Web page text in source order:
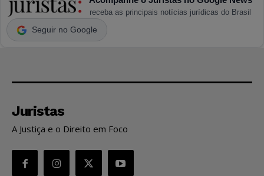
receba as principais notícias jurídicas do Brasil
Seguir no Google
Juristas
A Justiça e o Direito em Foco